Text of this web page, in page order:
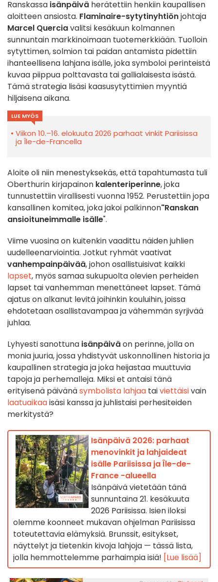
Ranskassa isänpäivä herätettiin henkiin kaupallisen
aloitteen ansiosta. Flaminaire-sytytinyhtiönjohtaja
Marcel Querciavalitsi kesäkuun kolmannen
sunnuntain markkinoimaan tuotemerkkiään. Tuolloin
sytyttimen, solmion tai paidan antamista pidettiin
ihanteellisena lahjana isälle, joka symboloi perinteistä
kuvaa piippua polttavasta tai gallialaisesta isästä.
Tämä strategia lisäsi kaasusytyttimien myyntiä
hiljaisena aikana.
LUE MYÖS
Viikon 10.–16. elokuuta 2026 parhaat vinkit Pariisissa
ja Île-de-Francella
Aloite oli niin menestyksekäs, että tapahtumasta tuli
Oberthurin kirjapainon kalenteriperinne, joka
tunnustettiin virallisesti vuonna 1952. Perustettiin jopa
kansallinen komitea, joka jakoi palkinnon"Ranskan
ansioituneimmalle isälle".
Viime vuosina on kuitenkin vaadittu näiden juhlien
uudelleenarviointia. Jotkut ryhmät vaativat
vanhempainpäivää, johon osallistuisivat kaikki
lapset, myös samaa sukupuolta olevien perheiden
lapset tai vanhemman menettäneet lapset. Tämä
ajatus on alkanut levitä joihinkin kouluihin, joissa
ehdotetaan osallistavampaa ja vähemmän syrjivää
juhlaa.
Lyhyesti sanottuna isänpäiväon perinne, jolla on
monia juuria, jossa yhdistyvät uskonnollinen historia ja
kaupallinen strategia ja joka heijastaa muuttuvia
tapoja ja perhemalleja. Miksi et antaisi tänä
erityisenä päivänäsymbolista lahjaa taiviettäisivain
laatuaikaaisäsi kanssa ja juhlistaisi perhesiteiden
merkitystä?
Isänpäivä 2026: parhaat
menovinkit ja lahjaideat
isälle Pariisissa ja Île-de-
France -alueella
Isänpäivä vietetään tänä
sunnuntaina 21. kesäkuuta
2026 Pariisissa. Isien iloksi
olemme koonneet mukavan ohjelman Pariisissa
toteutettavia elämyksiä. Brunssit, esitykset,
näyttelyt ja tietenkin kivoja lahjoja — tässä lista,
jolla hemmottelemme parhaimpia isiä! [Lue lisää]